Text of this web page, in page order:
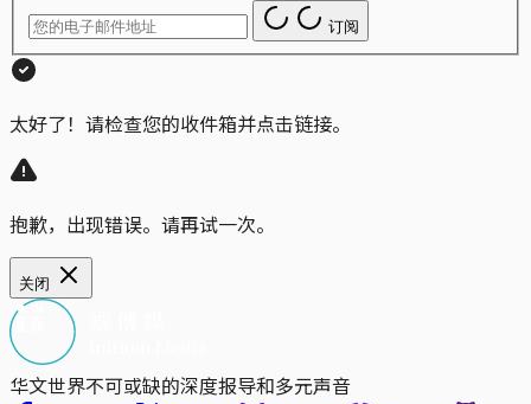
订阅
太好了！请检查您的收件箱并点击链接。
抱歉，出现错误。请再试一次。
关闭
华文世界不可或缺的深度报导和多元声音